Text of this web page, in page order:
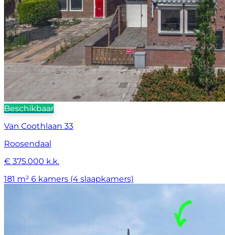
Beschikbaar
Van Coothlaan 33
Roosendaal
€ 375.000 k.k.
181 m² 6 kamers (4 slaapkamers)